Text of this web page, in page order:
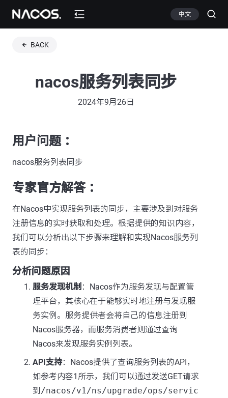
中文
BACK
nacos服务列表同步
2024年9月26日
用户问题 ：
nacos服务列表同步
专家官方解答 ：
在Nacos中实现服务列表的同步，主要涉及到对服务
注册信息的实时获取和处理。根据提供的知识内容，
我们可以分析出以下步骤来理解和实现Nacos服务列
表的同步：
分析问题原因
服务发现机制 ：Nacos作为服务发现与配置管
理平台，其核心在于能够实时地注册与发现服
务实例。服务提供者会将自己的信息注册到
Nacos服务器，而服务消费者则通过查询
Nacos来发现服务实例列表。
API支持：Nacos提供了查询服务列表的API，
如参考内容1所示，我们可以通过发送GET请求
到 /nacos/v1/ns/upgrade/ops/servic